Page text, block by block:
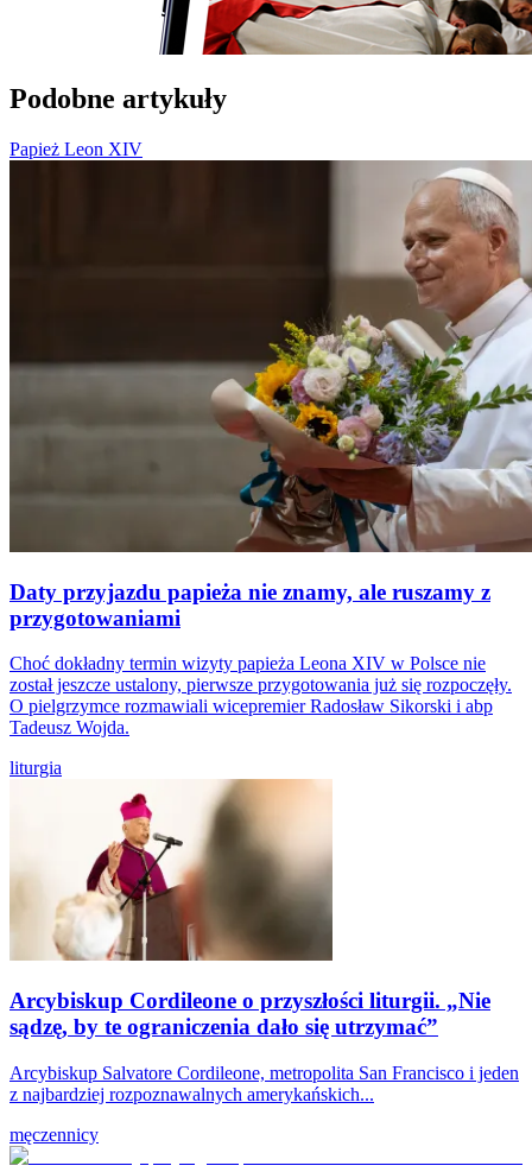
Podobne artykuły
Papież Leon XIV
Daty przyjazdu papieża nie znamy, ale ruszamy z
przygotowaniami
Choć dokładny termin wizyty papieża Leona XIV w Polsce nie
został jeszcze ustalony, pierwsze przygotowania już się rozpoczęły.
O pielgrzymce rozmawiali wicepremier Radosław Sikorski i abp
Tadeusz Wojda.
liturgia
Arcybiskup Cordileone o przyszłości liturgii. „Nie
sądzę, by te ograniczenia dało się utrzymać”
Arcybiskup Salvatore Cordileone, metropolita San Francisco i jeden
z najbardziej rozpoznawalnych amerykańskich...
męczennicy